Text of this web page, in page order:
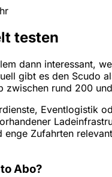
testen
dann interessant,
gibt es den Scudo
zwischen rund 200
Eventlogistik
enge Zufahrten
Abo?